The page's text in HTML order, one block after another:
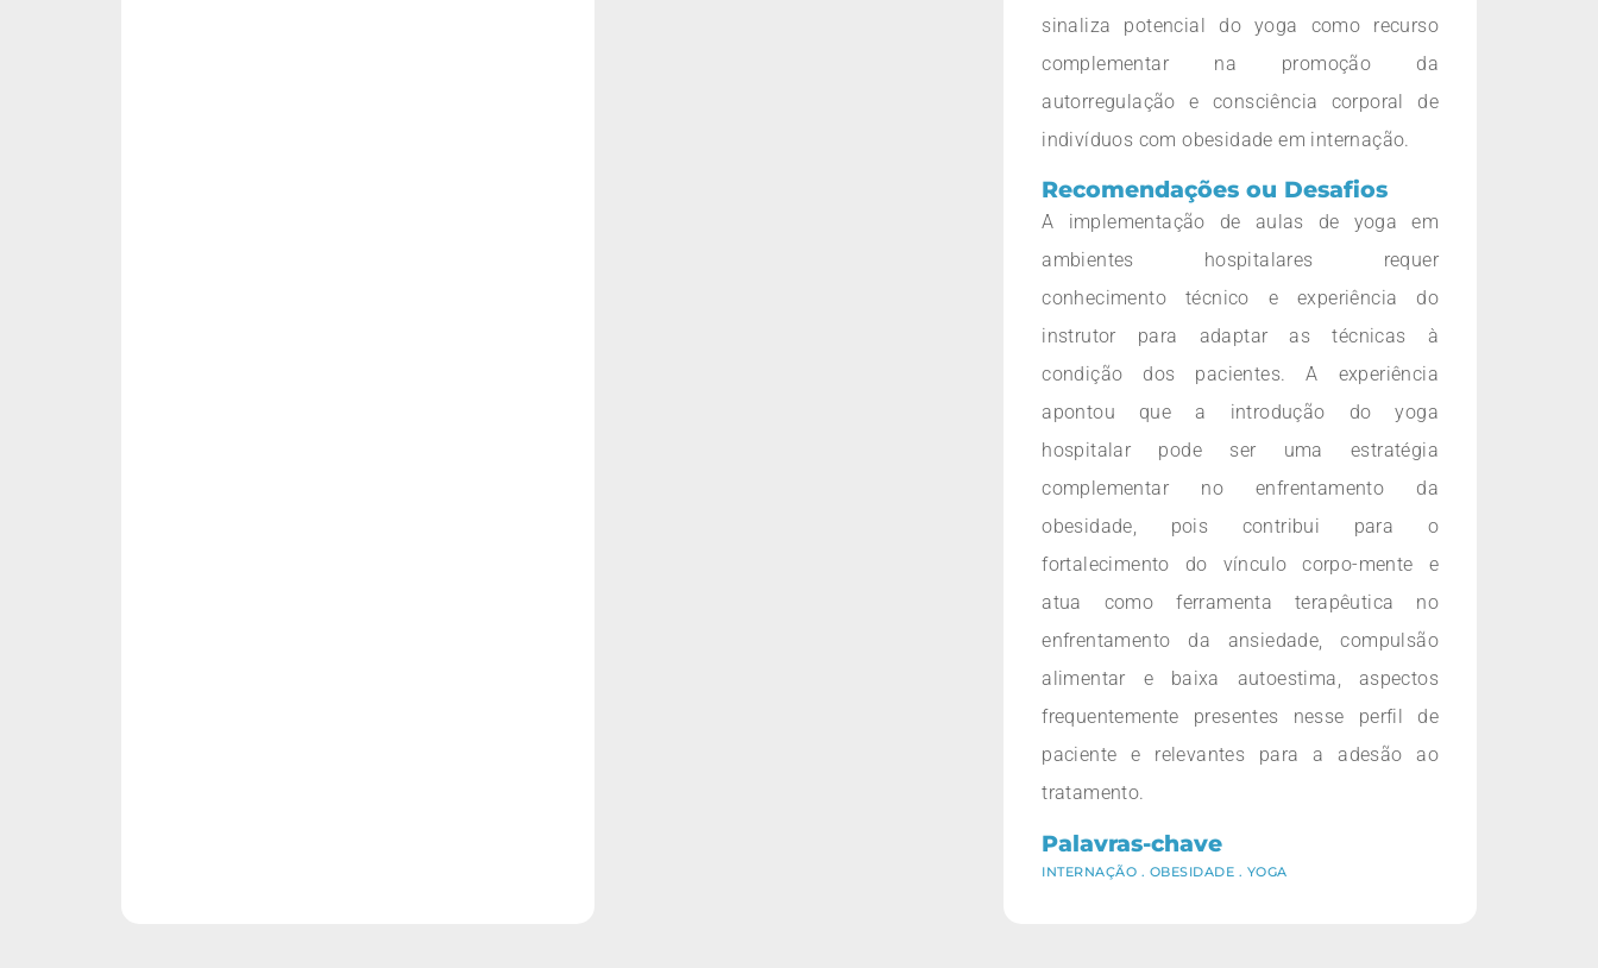
sinaliza potencial do yoga como recurso
complementar na promoção da
autorregulação e consciência corporal de
indivíduos com obesidade em internação.
Recomendações ou Desafios
A implementação de aulas de yoga em
ambientes hospitalares requer
conhecimento técnico e experiência do
instrutor para adaptar as técnicas à
condição dos pacientes. A experiência
apontou que a introdução do yoga
hospitalar pode ser uma estratégia
complementar no enfrentamento da
obesidade, pois contribui para o
fortalecimento do vínculo corpo-mente e
atua como ferramenta terapêutica no
enfrentamento da ansiedade, compulsão
alimentar e baixa autoestima, aspectos
frequentemente presentes nesse perfil de
paciente e relevantes para a adesão ao
tratamento.
Palavras-chave
INTERNAÇÃO . OBESIDADE . YOGA